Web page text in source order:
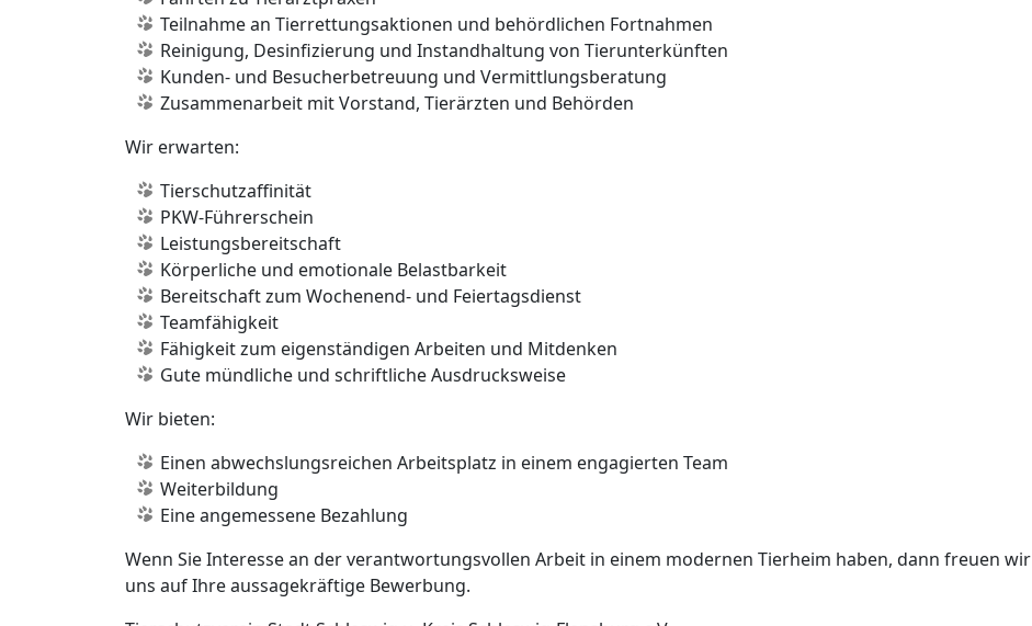
Teilnahme an Tierrettungsaktionen und behördlichen Fortnahmen
Reinigung, Desinfizierung und Instandhaltung von Tierunterkünften
Kunden- und Besucherbetreuung und Vermittlungsberatung
Zusammenarbeit mit Vorstand, Tierärzten und Behörden
Wir erwarten:
Tierschutzaffinität
PKW-Führerschein
Leistungsbereitschaft
Körperliche und emotionale Belastbarkeit
Bereitschaft zum Wochenend- und Feiertagsdienst
Teamfähigkeit
Fähigkeit zum eigenständigen Arbeiten und Mitdenken
Gute mündliche und schriftliche Ausdrucksweise
Wir bieten:
Einen abwechslungsreichen Arbeitsplatz in einem engagierten Team
Weiterbildung
Eine angemessene Bezahlung
Wenn Sie Interesse an der verantwortungsvollen Arbeit in einem modernen Tierheim haben, dann freuen wir
uns auf Ihre aussagekräftige Bewerbung.